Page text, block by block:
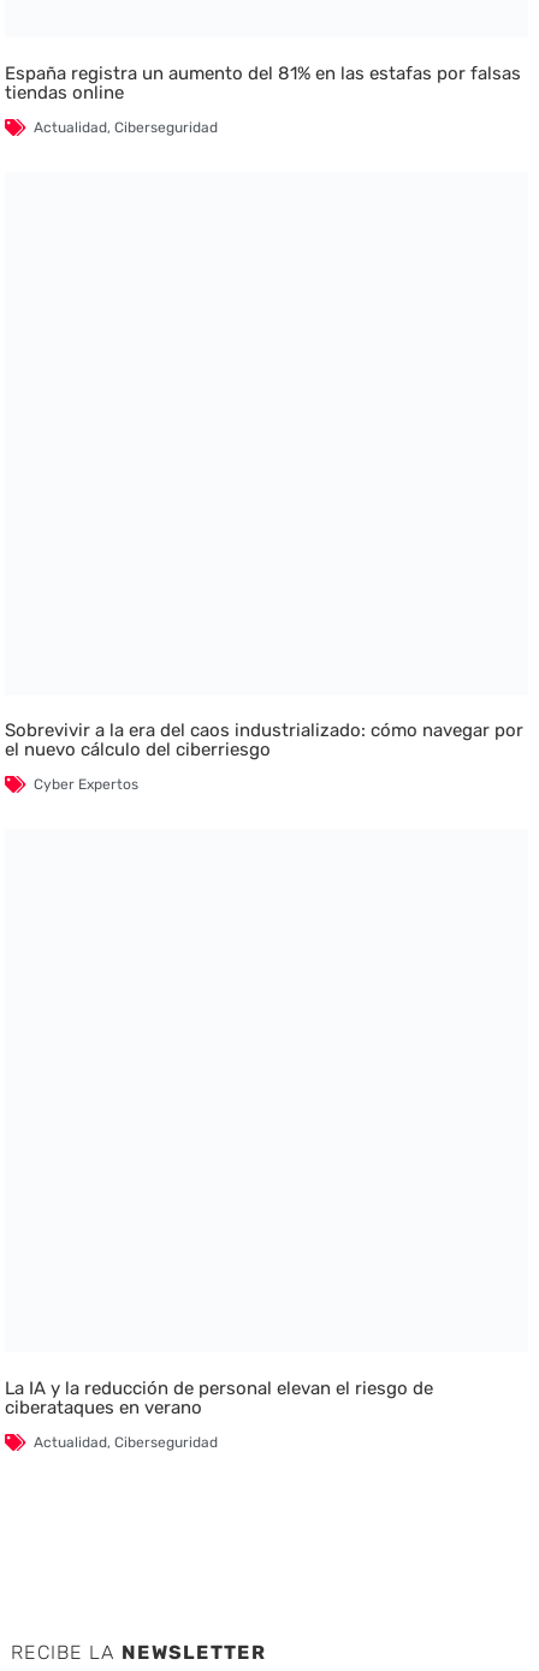
España registra un aumento del 81% en las estafas por falsas
tiendas online
Actualidad,Ciberseguridad
Sobrevivir a la era del caos industrializado: cómo navegar por
el nuevo cálculo del ciberriesgo
Cyber Expertos
La IA y la reducción de personal elevan el riesgo de
ciberataques en verano
Actualidad,Ciberseguridad
RECIBE LA NEWSLETTER